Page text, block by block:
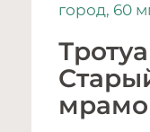
город, 60